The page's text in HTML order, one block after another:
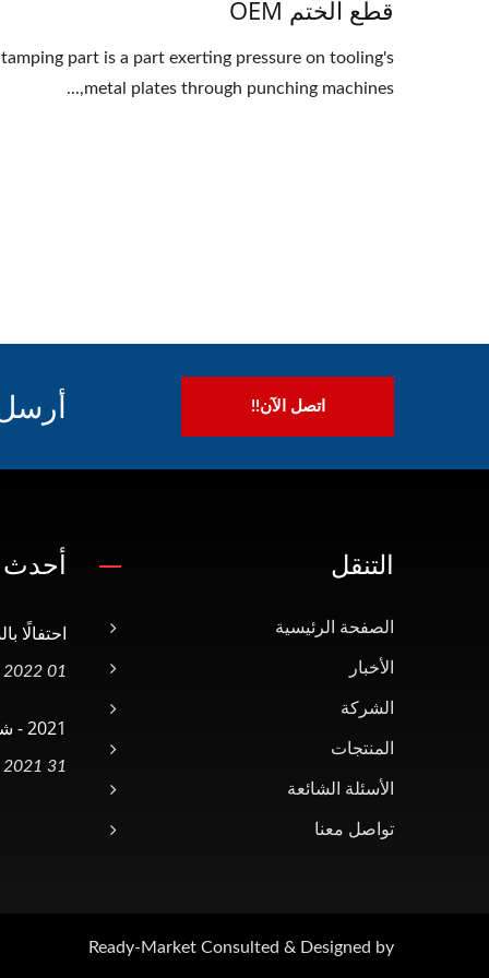
قطع الختم OEM
part is a part exerting pressure on tooling's
metal plates through punching machines,...
اتصل الآن!!
أحدث
احتفالًا
01 Jul, 2022
2021 - شراء خمس آلات ضغط الختم
31 Dec, 2021
التنقل
الصفحة الرئيسية
الأخبار
الشركة
المنتجات
الأسئلة الشائعة
تواصل معنا
Consulted & Designed by
Ready-Market